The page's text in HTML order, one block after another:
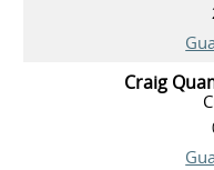
Craig